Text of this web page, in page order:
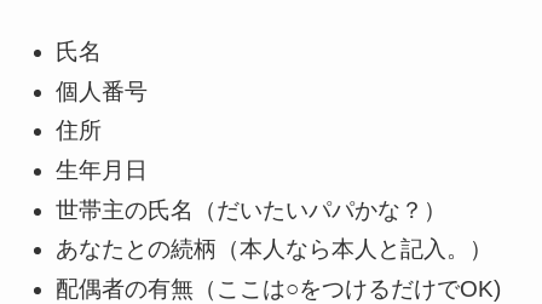
氏名
個人番号
住所
生年月日
世帯主の氏名（だいたいパパかな？）
あなたとの続柄（本人なら本人と記入。）
配偶者の有無（ここは○をつけるだけでOK)